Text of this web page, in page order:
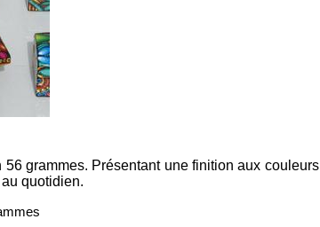
grammes. Présentant une finition aux
quotidien.